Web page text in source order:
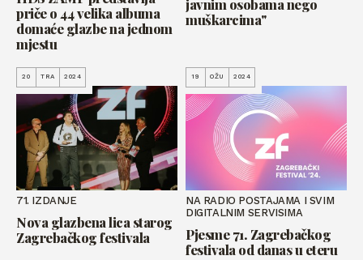
priče o 44 velika albuma
domaće glazbe na jednom
mjestu
javnim osobama nego
muškarcima"
20 TRA 2024
71. IZDANJE
Nova glazbena lica starog
Zagrebačkog festivala
19 OŽU 2024
NA RADIO POSTAJAMA I SVIM
DIGITALNIM SERVISIMA
Pjesme 71. Zagrebačkog
festivala od danas u eteru